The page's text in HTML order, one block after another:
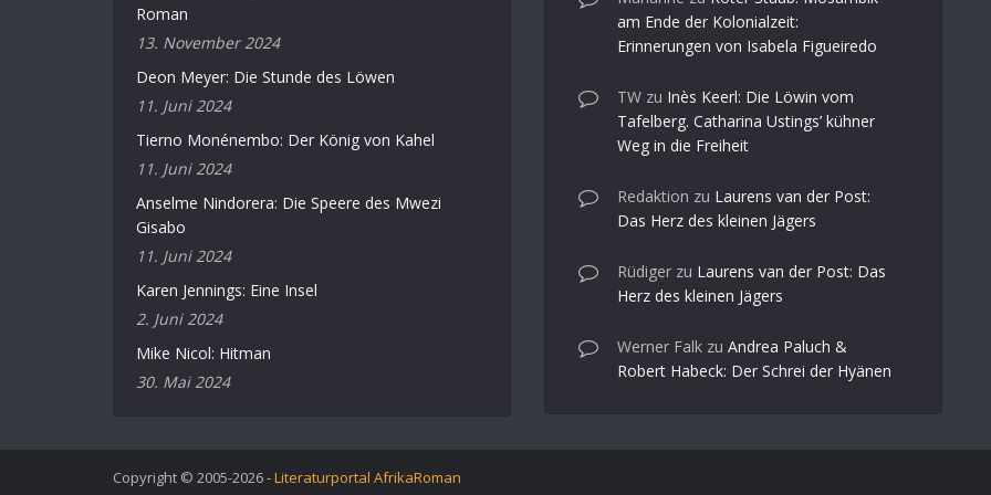
Roman
13. November 2024
Deon Meyer: Die Stunde des Löwen
11. Juni 2024
Tierno Monénembo: Der König von Kahel
11. Juni 2024
Anselme Nindorera: Die Speere des Mwezi
Gisabo
11. Juni 2024
Karen Jennings: Eine Insel
2. Juni 2024
Mike Nicol: Hitman
30. Mai 2024
am Ende der Kolonialzeit:
Erinnerungen von Isabela Figueiredo
TWzu Inès Keerl: Die Löwin vom
Tafelberg. Catharina Ustings’ kühner
Weg in die Freiheit
Redaktion zu Laurens van der Post:
Das Herz des kleinen Jägers
Rüdigerzu Laurens van der Post: Das
Herz des kleinen Jägers
Werner Falkzu Andrea Paluch &
Robert Habeck: Der Schrei der Hyänen
Copyright © 2005-2026 -Literaturportal AfrikaRoman